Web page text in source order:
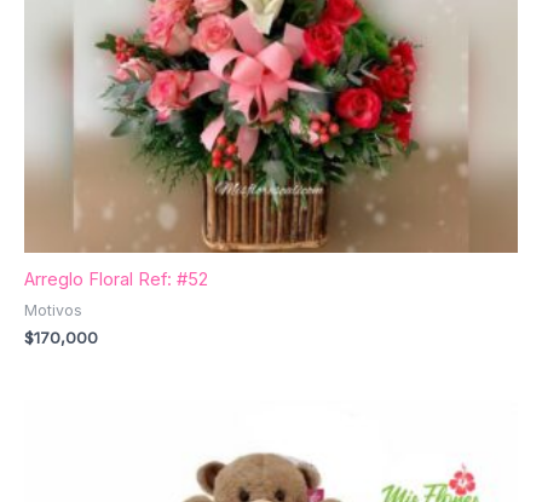
Arreglo Floral Ref: #52
Motivos
$170,000